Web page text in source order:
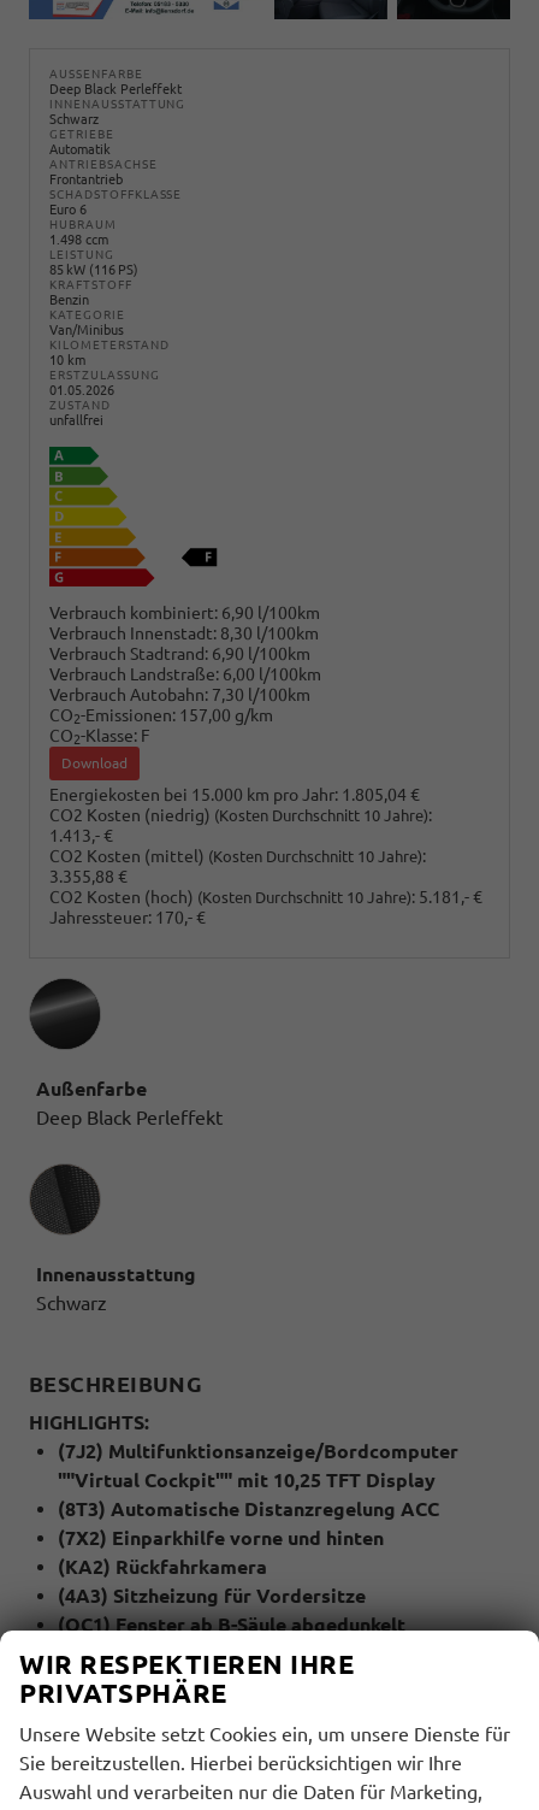
AUSSENFARBE
Deep Black Perleffekt
INNENAUSSTATTUNG
Schwarz
GETRIEBE
Automatik
ANTRIEBSACHSE
Frontantrieb
SCHADSTOFFKLASSE
Euro 6
HUBRAUM
1.498 ccm
LEISTUNG
85 kW (116 PS)
KRAFTSTOFF
Benzin
KATEGORIE
Van/Minibus
KILOMETERSTAND
10 km
ERSTZULASSUNG
01.05.2026
ZUSTAND
unfallfrei
Verbrauch kombiniert: 6,90 l/100km
Verbrauch Innenstadt: 8,30 l/100km
Verbrauch Stadtrand: 6,90 l/100km
Verbrauch Landstraße: 6,00 l/100km
Verbrauch Autobahn: 7,30 l/100km
CO2-Emissionen: 157,00 g/km
CO2-Klasse: F
Download
Energiekosten bei 15.000 km pro Jahr: 1.805,04 €
CO2 Kosten (niedrig) (Kosten Durchschnitt 10 Jahre):
1.413,- €
CO2 Kosten (mittel) (Kosten Durchschnitt 10 Jahre):
3.355,88 €
CO2 Kosten (hoch) (Kosten Durchschnitt 10 Jahre): 5.181,- €
Jahressteuer: 170,- €
Außenfarbe
Deep Black Perleffekt
Innenausstattung
Innenausstattung
Schwarz
BESCHREIBUNG
HIGHLIGHTS:
(7J2) Multifunktionsanzeige/Bordcomputer
""Virtual Cockpit"" mit 10,25 TFT Display
(8T3) Automatische Distanzregelung ACC
(7X2) Einparkhilfe vorne und hinten
(KA2) Rückfahrkamera
(4A3) Sitzheizung für Vordersitze
(QC1) Fenster ab B-Säule abgedunkelt
(79H) Spurwechselassistent ""Side Assist"" inkl.
""Blind Spot Detection"", Ausparkassistent und
(6I1) Spurhalteassistent ""Lane Assist""
(QR9) Verkehrszeichenerkennung
(4I7) Zentralverriegelung mit Funkklappschlüssel
WIR RESPEKTIEREN IHRE
PRIVATSPHÄRE
Unsere Website setzt Cookies ein, um unsere Dienste für
Sie bereitzustellen. Hierbei berücksichtigen wir Ihre
Auswahl und verarbeiten nur die Daten für Marketing,